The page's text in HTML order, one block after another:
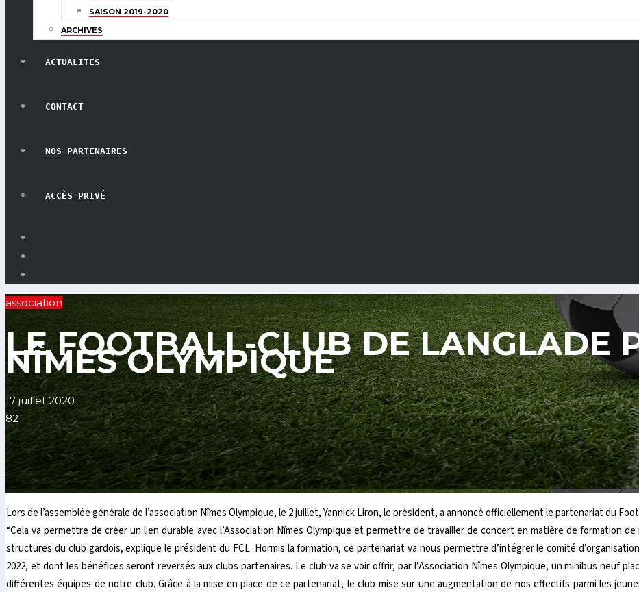
SAISON 2019-2020
ARCHIVES
ACTUALITES
CONTACT
NOS PARTENAIRES
ACCÈS PRIVÉ
association
LE FOOTBALL-CLUB DE LANGLADE
NÎMES OLYMPIQUE
17 juillet 2020
82
Lors de l’assemblée générale de l’association Nîmes Olympique, le 2 juillet, Yannick Liron, le président, a annoncé officiellement le partenariat du
“Cela va permettre de créer un lien durable avec l’Association Nîmes Olympique et permettre de travailler de concert en matière de formation
structures du club gardois, explique le président du FCL. Hormis la formation, ce partenariat va nous permettre d’intégrer le comité
2022, et dont les bénéfices seront reversés aux clubs partenaires. Le club va se voir offrir, par l’Association Nîmes Olympique, un minibus neuf
différentes équipes de notre club. Grâce à la mise en place de ce partenariat, le club mise sur une augmentation de nos effectifs parmi les